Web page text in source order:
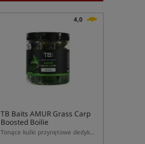
4,0
TB Baits AMUR Grass Carp
Boosted Boilie
Tonące kulki przynętowe dedykowane do łowienia amurów